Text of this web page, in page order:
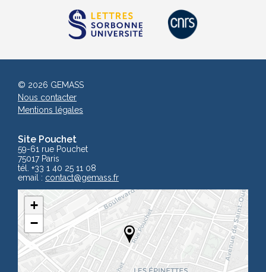
Site Pouchet
59-61 rue Pouchet
75017 Paris
tél. +33 1 40 25 11 08
email : contact@gemass.fr
+
−
© 2026 GEMASS
Nous contacter
Mentions légales